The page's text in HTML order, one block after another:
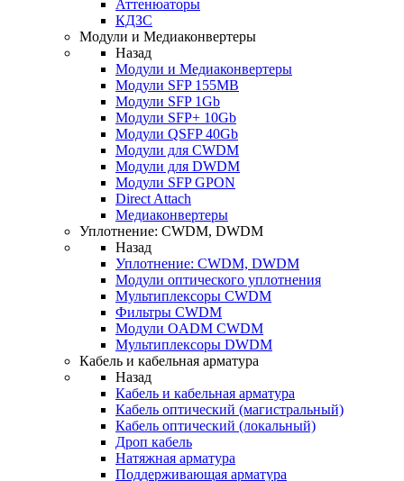
Аттенюаторы
КДЗС
Модули и Медиаконвертеры
Назад
Модули и Медиаконвертеры
Модули SFP 155MB
Модули SFP 1Gb
Модули SFP+ 10Gb
Модули QSFP 40Gb
Модули для CWDM
Модули для DWDM
Модули SFP GPON
Direct Attach
Медиаконвертеры
Уплотнение: CWDM, DWDM
Назад
Уплотнение: CWDM, DWDM
Модули оптического уплотнения
Мультиплексоры CWDM
Фильтры CWDM
Модули OADM CWDM
Мультиплексоры DWDM
Кабель и кабельная арматура
Назад
Кабель и кабельная арматура
Кабель оптический (магистральный)
Кабель оптический (локальный)
Дроп кабель
Натяжная арматура
Поддерживающая арматура